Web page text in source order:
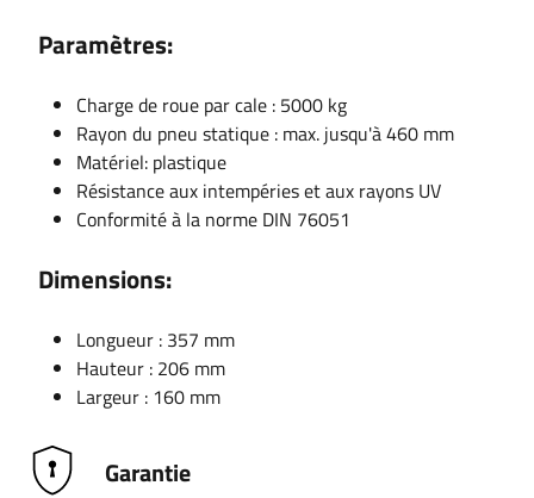
Paramètres:
Charge de roue par cale : 5000 kg
Rayon du pneu statique : max. jusqu'à 460 mm
Matériel: plastique
Résistance aux intempéries et aux rayons UV
Conformité à la norme DIN 76051
Dimensions:
Longueur : 357 mm
Hauteur : 206 mm
Largeur : 160 mm
Garantie